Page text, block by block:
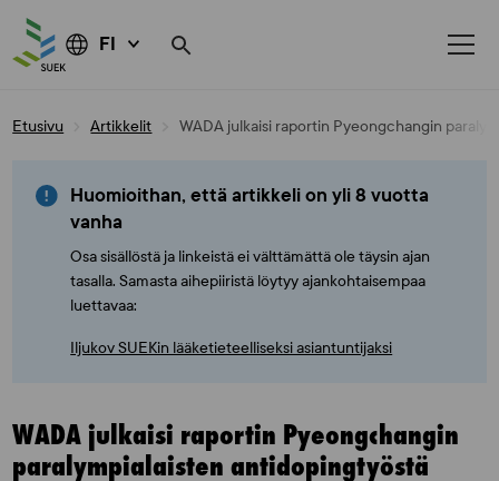
FI
Etusivu Artikkelit WADA julkaisi raportin Pyeongchangin
Huomioithan, että artikkeli on yli 8 vuotta
vanha
Osa sisällöstä ja linkeistä ei välttämättä ole täysin ajan
tasalla. Samasta aihepiiristä löytyy ajankohtaisempaa
luettavaa:
Iljukov SUEKin lääketieteelliseksi asiantuntijaksi
WADA julkaisi raportin Pyeongchangin
paralympialaisten antidopingtyöstä